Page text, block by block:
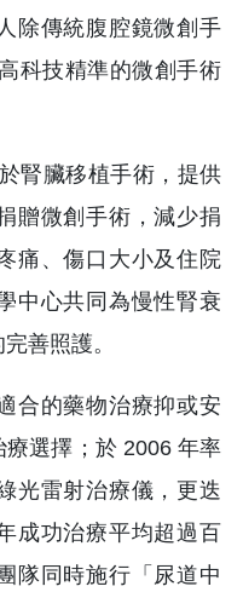
除傳統腹腔鏡微創手
科技精準的微創手術
腎臟移植手術，提供
贈微創手術，減少捐
痛、傷口大小及住院
中心共同為慢性腎衰
善照護。
合的藥物治療抑或安
選擇；於 2006 年率
光雷射治療儀，更迭
成功治療平均超過百
隊同時施行「尿道中